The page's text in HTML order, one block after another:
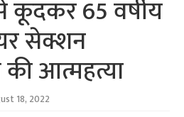
कूदकर 65 वर्षीय
सेक्शन
आत्महत्या
18, 2022